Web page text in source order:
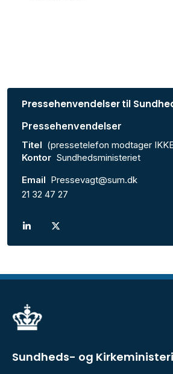
Pressehenvendelser til
Pressehenvendelser
Titel (pressetelefon modtager
Kontor Sundhedsministeriet
Email Pressevagt@sum.dk
21 32 47 27
Sundheds- og